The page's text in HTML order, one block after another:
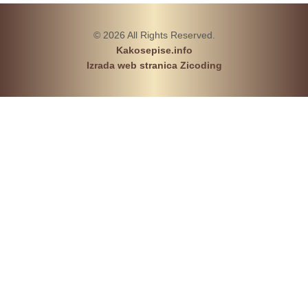
© 2026 All Rights Reserved.
Kakosepise.info
Izrada web stranica Zicoding